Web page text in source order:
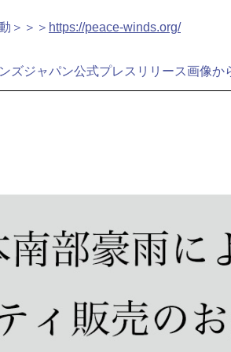
＞＞＞ https://peace-winds.org/
ズジャパン公式プレスリリース画像か